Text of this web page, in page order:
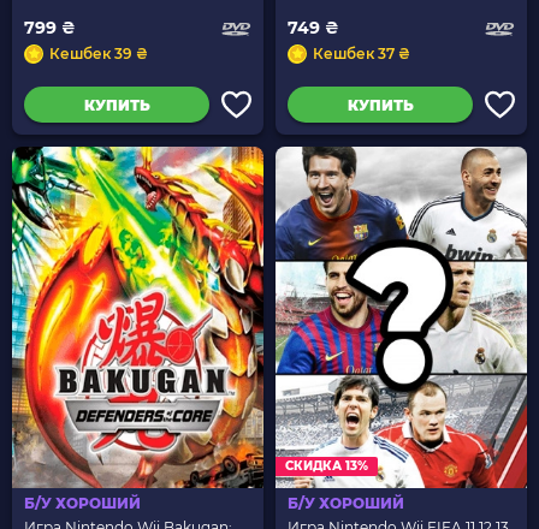
799 ₴
Кешбек 39 ₴
КУПИТЬ
749 ₴
Кешбек 37 ₴
КУПИТЬ
Б/У ХОРОШИЙ
СКИДКА 13%
Б/У ХОРОШИЙ